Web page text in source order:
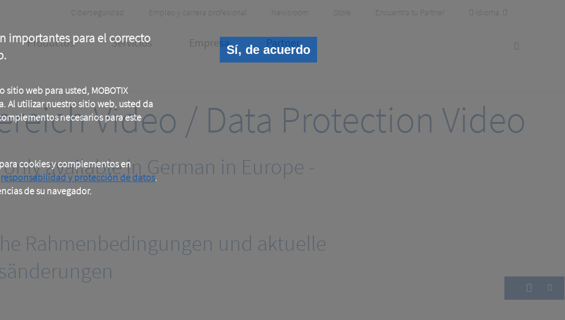
importantes para el correcto
web para usted, MOBOTIX
Al utilizar nuestro sitio web, usted da
necesarios para este
cookies y complementos en
responsabilidad y protección de datos.
de su navegador.
Sí, de acuerdo
Header
Meta
Ciberseguridad Empleo y carrera profesional Newsroom Store Encuentra tu Partner Idioma
Productos Servicios Empresa Partner
Video / Data Protection Video
available in German in Europe -
Rahmenbedingungen und aktuelle